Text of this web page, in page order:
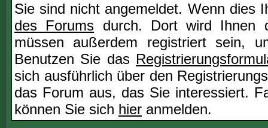
Sie sind nicht angemeldet. Wenn
des Forums durch. Dort wird Ihnen
müssen außerdem registriert sein,
Benutzen Sie das
sich ausführlich über den
das Forum aus, das Sie interessiert.
können Sie sich hier anmelden.